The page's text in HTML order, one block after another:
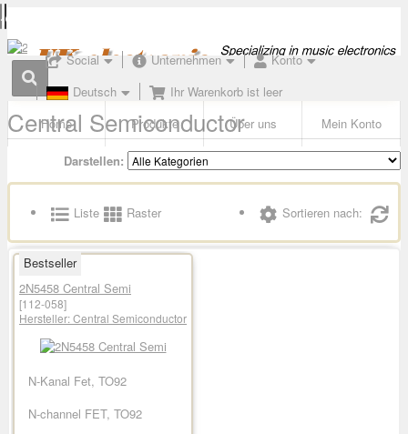
Social Unternehmen
Konto
Deutsch
Ihr Warenkorb ist leer
Home
Produkte Über uns Mein Konto
Central Semiconductor
Darstellen:
Sortieren nach:
Liste Raster
Bestseller
2N5458 Central Semi
[112-058]
Hersteller:Central Semiconductor
N-Kanal Fet, TO92
N-channel FET, TO92